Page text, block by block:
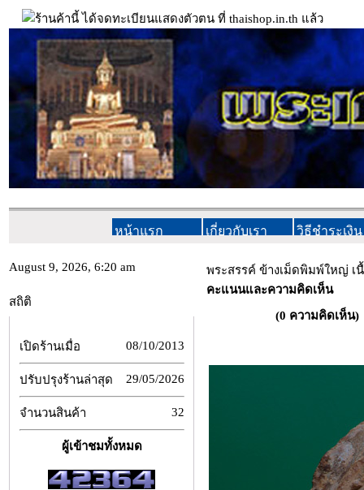
หน้าแรก เกี่ยวกับเรา วิธีชำระเงิน
August 9, 2026, 6:20 am
สถิติ
เปิดร้านเมื่อ 08/10/2013
ปรับปรุงร้านล่าสุด 29/05/2026
จำนวนสินค้า 32
ผู้เข้าชมทั้งหมด
พระสรรค์ ข้างเม็ดพิมพ์ใหญ่ เ
คะแนนและความคิดเห็น
(0 ความคิดเห็น